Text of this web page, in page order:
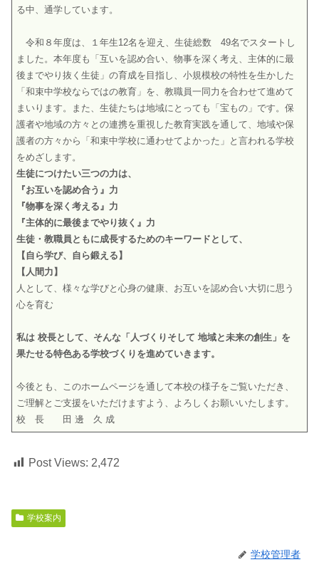
る中、通学しています。
令和８年度は、１年生12名を迎え、生徒総数 49名でスタートし
ました。本年度も「互いを認め合い、物事を深く考え、主体的に最
後までやり抜く生徒」の育成を目指し、小規模校の特性を生かした
「和束中学校ならではの教育」を、教職員一同力を合わせて進めて
まいります。また、生徒たちは地域にとっても「宝もの」です。保
護者や地域の方々との連携を重視した教育実践を通して、地域や保
護者の方々から「和束中学校に通わせてよかった」と言われる学校
をめざします。
生徒につけたい三つの力は、
『お互いを認め合う』力
『物事を深く考える』力
『主体的に最後までやり抜く』力
生徒・教職員ともに成長するためのキーワードとして、
【自ら学び、自ら鍛える】
【人間力】
人として、様々な学びと心身の健康、お互いを認め合い大切に思う
心を育む
私は 校長として、そんな「人づくりそして 地域と未来の創生」を
果たせる特色ある学校づくりを進めていきます。
今後とも、このホームページを通して本校の様子をご覧いただき、
ご理解とご支援をいただけますよう、よろしくお願いいたします。
校 長 田 邊 久 成
Post Views: 2,472
学校案内
学校管理者